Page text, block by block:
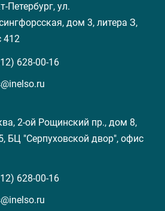
Петербург, ул.
дом 3, литера З,
412
628-00-16
2-ой Рощинский пр., дом 8,
БЦ "Серпуховской двор", офис
628-00-16